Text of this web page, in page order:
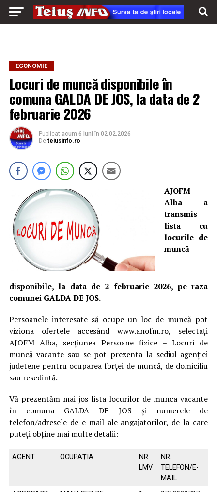
ECONOMIE
Locuri de muncă disponibile în
comuna GALDA DE JOS, la data de 2
februarie 2026
Publicat acum 6 luni în 02.02.2026
De teiusinfo.ro
AJOFM
Alba a
transmis
lista cu
locurile de
muncă
disponibile, la data de 2 februarie 2026, pe raza
comunei GALDA DE JOS.
Persoanele interesate să ocupe un loc de muncă pot
viziona ofertele accesând www.anofm.ro, selectați
AJOFM Alba, secțiunea Persoane fizice – Locuri de
muncă vacante sau se pot prezenta la sediul agenției
judetene pentru ocuparea forței de muncă, de domiciliu
sau resedintă.
Vă prezentăm mai jos lista locurilor de munca vacante
în comuna GALDA DE JOS și numerele de
telefon/adresele de e-mail ale angajatorilor, de la care
puteți obține mai multe detalii:
AGENT OCUPAŢIA
NR.
LMV
NR.
TELEFON/E-
MAIL